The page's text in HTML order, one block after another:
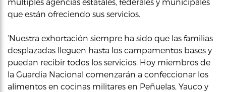
que están ofreciendo sus servicios.
‘Nuestra exhortación siempre ha sido que las familias
desplazadas lleguen hasta los campamentos bases y
puedan recibir todos los servicios. Hoy miembros de
la Guardia Nacional comenzarán a confeccionar los
alimentos en cocinas militares en Peñuelas, Yauco y